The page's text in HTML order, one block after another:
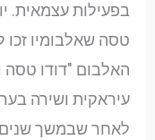
בפעילות עצמאית.
טסה שאלבומיו
האלבום "דודו טסה
עיראקית ושירה
לאחר שבמשך